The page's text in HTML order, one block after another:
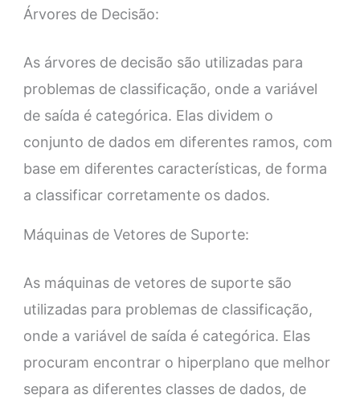
Árvores de Decisão:
As árvores de decisão são utilizadas para
problemas de classificação, onde a variável
de saída é categórica. Elas dividem o
conjunto de dados em diferentes ramos, com
base em diferentes características, de forma
a classificar corretamente os dados.
Máquinas de Vetores de Suporte:
As máquinas de vetores de suporte são
utilizadas para problemas de classificação,
onde a variável de saída é categórica. Elas
procuram encontrar o hiperplano que melhor
separa as diferentes classes de dados, de